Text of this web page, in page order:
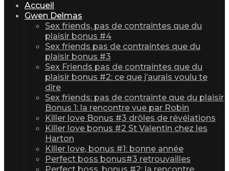
Accueil
Gwen Delmas
Sex friends, pas de contraintes que du
plaisir bonus #4
Sex friends pas de contraintes que du
plaisir bonus #3
Sex Friends pas de contraintes que du
plaisir bonus #2: ce que j’aurais voulu te
dire
Sex friends: pas de contrainte que du plaisir
Bonus 1: la rencontre vue par Robin
Killer love Bonus #3 drôles de révélations
Killer love bonus #2 St Valentin chez les
Harton
Killer love, bonus #1: bonne année
Perfect boss bonus#3 retrouvailles